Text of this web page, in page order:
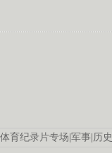
体育纪录片专场 军事 历史